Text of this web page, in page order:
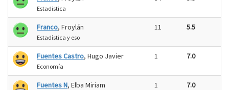
Estadistica
Franco, Froylán
Estadística y eso
11 5.5
Fuentes Castro, Hugo Javier
Economía
1 7.0
Fuentes N, Elba Miriam 1 7.0